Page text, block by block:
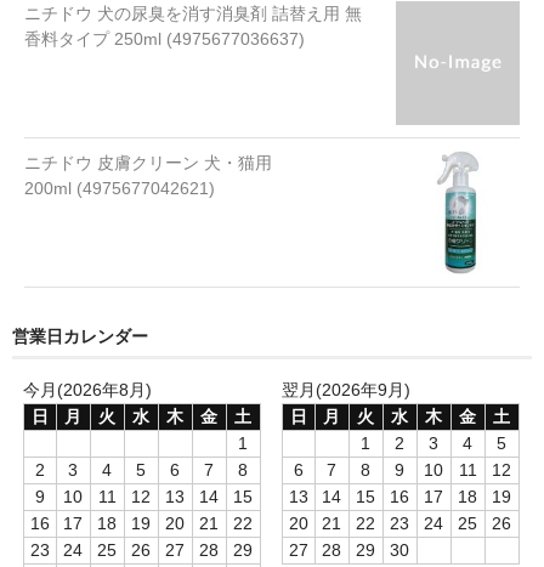
流動食
液体タイプ
粉末タイプ
水
おやつ
アイスクリーム
ジャーキー
ゼリー
ニチドウ 犬の尿臭を消す消臭剤 詰替え用 無
香料タイプ 250ml (4975677036637)
ニチドウ 皮膚クリーン 犬・猫用
200ml (4975677042621)
営業日カレンダー
今月(2026年8月)
日
月 火 水 木 金
土
1
2
3 4 5 6 7
8
9
10 11 12 13 14
15
16
17 18 19 20 21
22
23
24 25 26 27 28
29
翌月(2026年9月)
日
月 火 水 木 金
土
1
2 3 4
5
6
7 8 9 10 11
12
13
14 15 16 17 18
19
20
21 22 23 24 25
26
27
28 29 30